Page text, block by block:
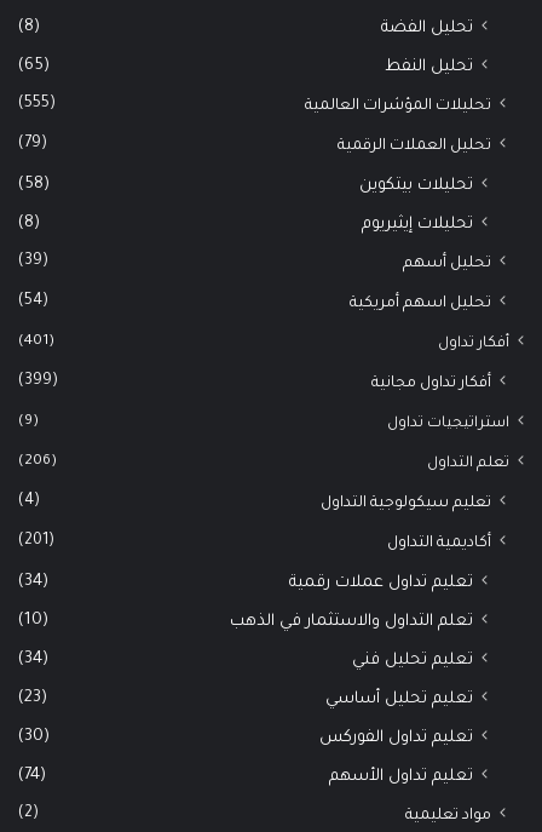
تحليل الفضة (8)
تحليل النفط (65)
تحليلات المؤشرات العالمية (555)
تحليل العملات الرقمية (79)
تحليلات بيتكوين (58)
تحليلات إيثيريوم (8)
تحليل أسهم (39)
تحليل اسهم أمريكية (54)
أفكار تداول (401)
أفكار تداول مجانية (399)
استراتيجيات تداول (9)
تعلم التداول (206)
تعليم سيكولوجية التداول (4)
أكاديمية التداول (201)
تعليم تداول عملات رقمية (34)
تعلم التداول والاستثمار في الذهب (10)
تعليم تحليل فني (34)
تعليم تحليل أساسي (23)
تعليم تداول الفوركس (30)
تعليم تداول الأسهم (74)
مواد تعليمية (2)